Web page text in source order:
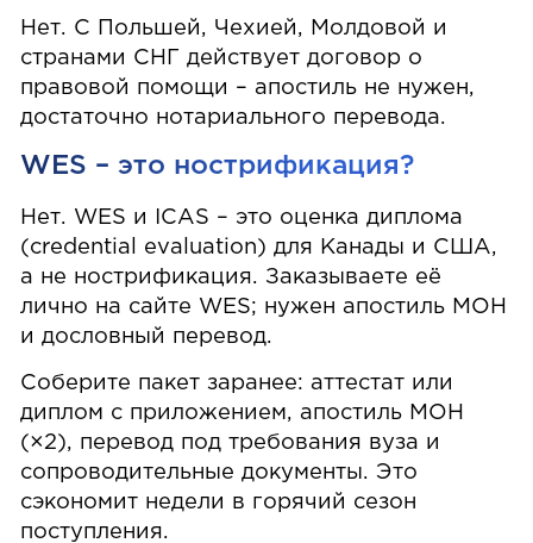
Нет. С Польшей, Чехией, Молдовой и
странами СНГ действует договор о
правовой помощи – апостиль не нужен,
достаточно нотариального перевода.
WES – это нострификация?
Нет. WES и ICAS – это оценка диплома
(credential evaluation) для Канады и США,
а не нострификация. Заказываете её
лично на сайте WES; нужен апостиль МОН
и дословный перевод.
Соберите пакет заранее: аттестат или
диплом с приложением, апостиль МОН
(×2), перевод под требования вуза и
сопроводительные документы. Это
сэкономит недели в горячий сезон
поступления.